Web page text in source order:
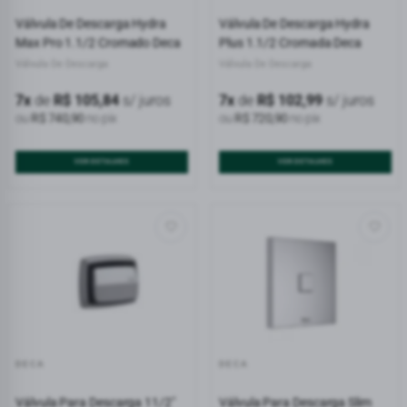
Válvula De Descarga Hydra
Max Pro 1.1/2 Cromado Deca
7xde R$ 105,84s/ juros
ou R$ 740,90 no pix
Válvula De Descarga Hydra
Plus 1.1/2 Cromada Deca
7xde R$ 102,99s/ juros
ou R$ 720,90 no pix
Válvula Para Descarga 11/2"
Válvula Para Descarga Slim